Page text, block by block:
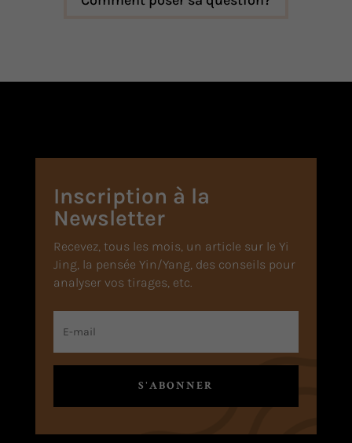
Inscription à la
Newsletter
Recevez, tous les mois, un article sur le Yi
Jing, la pensée Yin/Yang, des conseils pour
analyser vos tirages, etc.
S'ABONNER